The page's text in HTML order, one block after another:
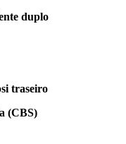
duplo
traseiro
(CBS)